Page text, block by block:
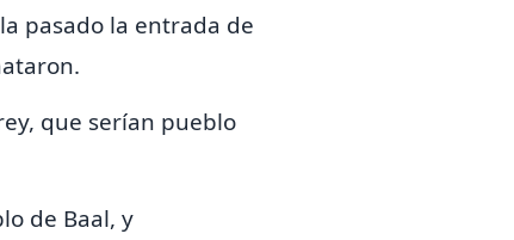
pasado la entrada de
que serían pueblo
de Baal, y